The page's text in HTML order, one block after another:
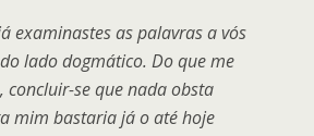
examinastes as palavras a vós
lado dogmático. Do que me
concluir-se que nada obsta
mim bastaria já o até hoje